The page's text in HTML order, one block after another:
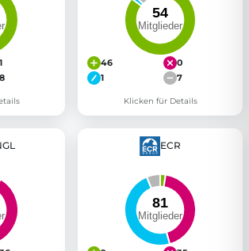
1
8
46
0
1
7
Klicken für Details
ECR